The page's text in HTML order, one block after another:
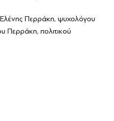
Ελένης Περράκη, ψυχολόγου
Περράκη, πολιτικού